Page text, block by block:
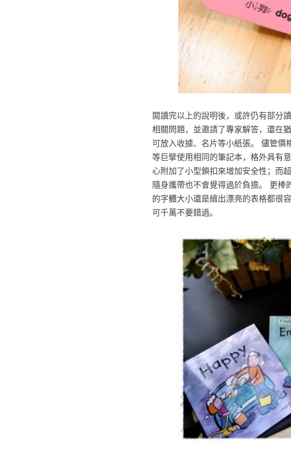
閱讀完以上的說明後，或許仍有部分
相關問題，並邀請了專家解答，還在
可放入收據、名片等小紙張。 儘管價
等巨擘使用相同的筆記本，格外具有
心附加了小型鎖扣來增加安全性；而
隨身攜帶也不會覺得過於負擔。 更
的字體大小還是繪出漂亮的表格都很
可千萬不要錯過。